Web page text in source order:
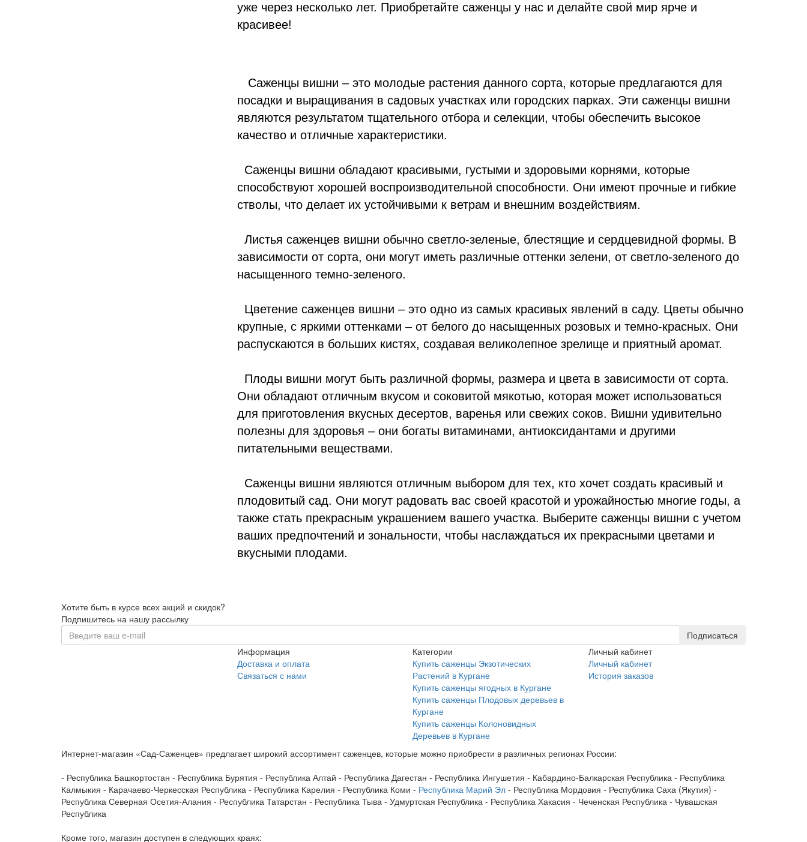
уже через несколько лет. Приобретайте саженцы у нас и делайте свой мир ярче и
красивее!
Саженцы вишни – это молодые растения данного сорта, которые предлагаются для
посадки и выращивания в садовых участках или городских парках. Эти саженцы вишни
являются результатом тщательного отбора и селекции, чтобы обеспечить высокое
качество и отличные характеристики.
Саженцы вишни обладают красивыми, густыми и здоровыми корнями, которые
способствуют хорошей воспроизводительной способности. Они имеют прочные и гибкие
стволы, что делает их устойчивыми к ветрам и внешним воздействиям.
Листья саженцев вишни обычно светло-зеленые, блестящие и сердцевидной формы. В
зависимости от сорта, они могут иметь различные оттенки зелени, от светло-зеленого до
насыщенного темно-зеленого.
Цветение саженцев вишни – это одно из самых красивых явлений в саду. Цветы обычно
крупные, с яркими оттенками – от белого до насыщенных розовых и темно-красных. Они
распускаются в больших кистях, создавая великолепное зрелище и приятный аромат.
Плоды вишни могут быть различной формы, размера и цвета в зависимости от сорта.
Они обладают отличным вкусом и соковитой мякотью, которая может использоваться
для приготовления вкусных десертов, варенья или свежих соков. Вишни удивительно
полезны для здоровья – они богаты витаминами, антиоксидантами и другими
питательными веществами.
Саженцы вишни являются отличным выбором для тех, кто хочет создать красивый и
плодовитый сад. Они могут радовать вас своей красотой и урожайностью многие годы, а
также стать прекрасным украшением вашего участка. Выберите саженцы вишни с учетом
ваших предпочтений и зональности, чтобы наслаждаться их прекрасными цветами и
вкусными плодами.
Хотите быть в курсе всех акций и скидок?
Подпишитесь на нашу рассылку
Подписаться
Информация
Доставка и оплата
Связаться с нами
Категории
Купить саженцы Экзотических
Растений в Кургане
Купить саженцы ягодных в Кургане
Купить саженцы Плодовых деревьев в
Кургане
Купить саженцы Колоновидных
Деревьев в Кургане
Личный кабинет
Личный кабинет
История заказов
Интернет-магазин «Сад-Саженцев» предлагает широкий ассортимент саженцев, которые можно приобрести в различных регионах России:
- Республика Башкортостан - Республика Бурятия - Республика Алтай - Республика Дагестан - Республика Ингушетия - Кабардино-Балкарская Республика - Республика
Калмыкия - Карачаево-Черкесская Республика - Республика Карелия - Республика Коми - Республика Марий Эл - Республика Мордовия - Республика Саха (Якутия) -
Республика Северная Осетия-Алания - Республика Татарстан - Республика Тыва - Удмуртская Республика - Республика Хакасия - Чеченская Республика - Чувашская
Республика
Кроме того, магазин доступен в следующих краях: